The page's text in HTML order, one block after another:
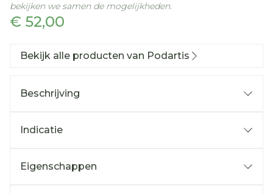
€ 52,00
bekijken we samen de mogelijkheden.
Bekijk alle producten van Podartis
Beschrijving
Indicatie
Eigenschappen